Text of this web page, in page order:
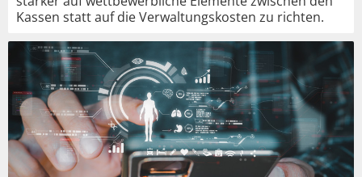
Kassen statt auf die Verwaltungskosten zu richten.